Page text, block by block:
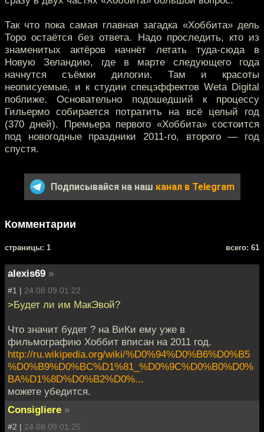
Так что пока самая главная загадка «Хоббита» дель
Торо остаётся без ответа. Надо проследить, кто из
знаменитых актёров начнёт летать туда-сюда в
Новую Зеландию, где в марте следующего года
начнутся съёмки дилогии. Там и красоты
неописуемые, и к студии спецэффектов Weta Digital
поближе. Основательно подошедший к процессу
Гильермо собирается потратить на всё целый год
(370 дней). Премьера первого «Хоббита» состоится
под новогодные праздники 2011-го, второго — год
спустя.
Подписывайся на наш канал в Telegram
Комментарии
cтраницы: 1 всего: 61
alexis69 »
#1 | 24.08.09 01:22
>Будет ли им МакЭвой?
Что значит будет ? на ВиКи ему уже в
фильмографию Хоббит вписан на 2011 год.
http://ru.wikipedia.org/wiki/%D0%94%D0%B6%D0%B5
%D0%B9%D0%BC%D1%81_%D0%9C%D0%B0%D0%
BA%D1%8D%D0%B2%D0%...
можете убедится.
Consigliere »
#2 | 24.08.09 01:25